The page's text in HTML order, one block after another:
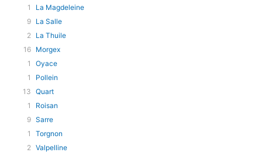
1
La Magdeleine
9 La Salle
2 La Thuile
16 Morgex
1
Oyace
1
Pollein
13 Quart
1
Roisan
9 Sarre
1
Torgnon
2 Valpelline